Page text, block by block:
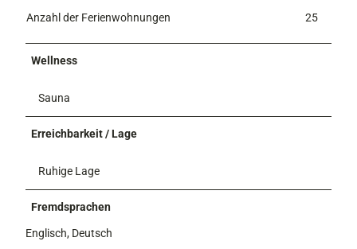
Anzahl der Ferienwohnungen
25
Wellness
Sauna
Erreichbarkeit / Lage
Ruhige Lage
Fremdsprachen
Englisch, Deutsch